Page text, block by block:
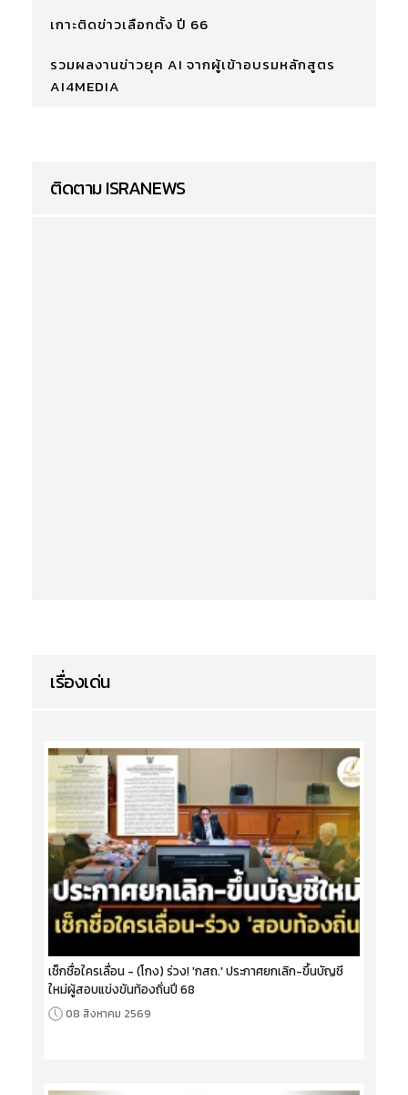
เกาะติดข่าวเลือกตั้ง ปี 66
รวมผลงานข่าวยุค AI จากผู้เข้าอบรมหลักสูตร
AI4MEDIA
ติดตาม ISRANEWS
เรื่องเด่น
เช็กชื่อใครเลื่อน - (โกง) ร่วง! 'กสถ.' ประกาศยกเลิก-ขึ้นบัญชี
ใหม่ผู้สอบแข่งขันท้องถิ่นปี 68
08 สิงหาคม 2569